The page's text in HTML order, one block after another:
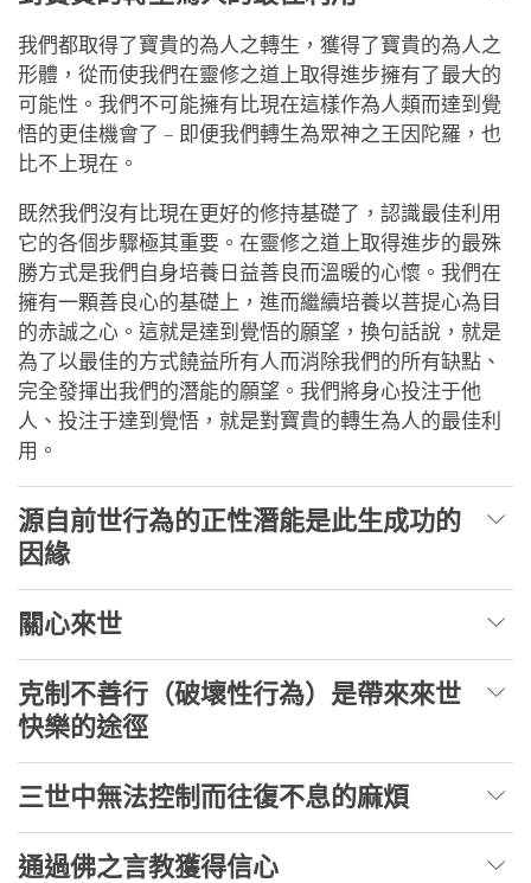
我們都取得了寶貴的為人之轉生，獲得了寶貴的為人之
形體，從而使我們在靈修之道上取得進步擁有了最大的
可能性。我們不可能擁有比現在這樣作為人類而達到覺
悟的更佳機會了 – 即便我們轉生為眾神之王因陀羅，也
比不上現在。
既然我們沒有比現在更好的修持基礎了，認識最佳利用
它的各個步驟極其重要。在靈修之道上取得進步的最殊
勝方式是我們自身培養日益善良而溫暖的心懷。我們在
擁有一顆善良心的基礎上，進而繼續培養以菩提心為目
的赤誠之心。這就是達到覺悟的願望，換句話說，就是
為了以最佳的方式饒益所有人而消除我們的所有缺點、
完全發揮出我們的潛能的願望。我們將身心投注于他
人、投注于達到覺悟，就是對寶貴的轉生為人的最佳利
用。
源自前世行為的正性潛能是此生成功的
因緣
關心來世
克制不善行（破壞性行為）是帶來來世
快樂的途徑
三世中無法控制而往復不息的麻煩
通過佛之言教獲得信心